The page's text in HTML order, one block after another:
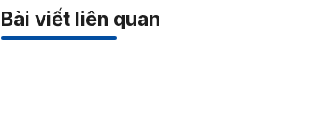
Bài viết liên quan